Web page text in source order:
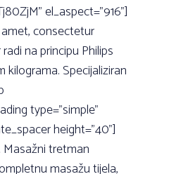
el_aspect=”916”]
amet, consectetur
na principu Philips
Specijaliziran
type=”simple”
height=”40”]
tretman
masažu tijela,